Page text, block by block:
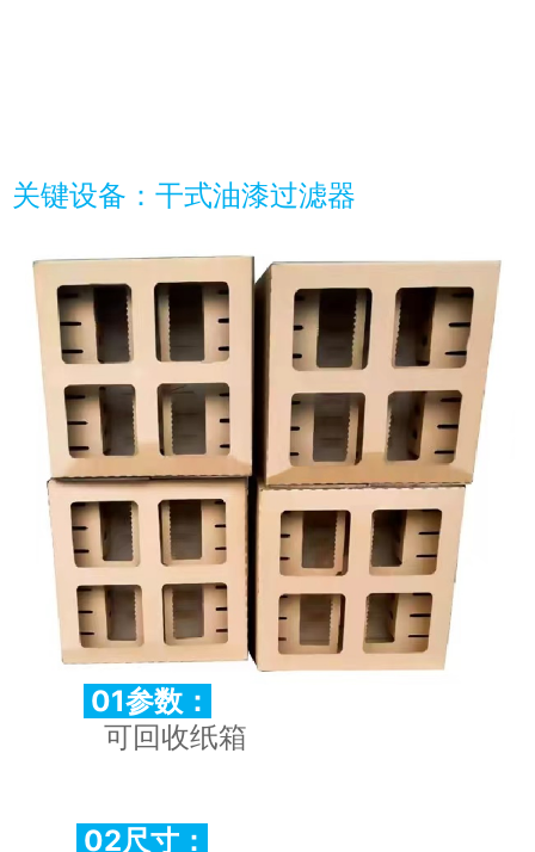
关键设备：干式油漆过滤器
01参数：
可回收纸箱
02尺寸：